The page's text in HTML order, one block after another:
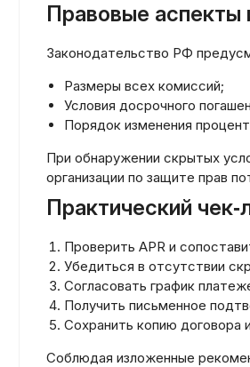
Правовые аспекты
Законодательство РФ
Размеры всех комиссий;
Условия досрочного
Порядок изменения
При обнаружении скрытых
организации по защите прав
Практический
Проверить APR и
Убедиться в отсутствии
Согласовать график
Получить письменное
Сохранить копию
Соблюдая изложенные